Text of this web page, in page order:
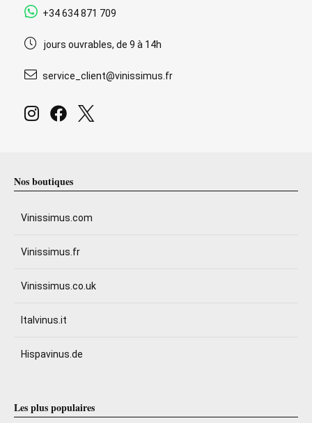
+34 634 871 709
jours ouvrables, de 9 à 14h
service_client@vinissimus.fr
Nos boutiques
Vinissimus.com
Vinissimus.fr
Vinissimus.co.uk
Italvinus.it
Hispavinus.de
Les plus populaires